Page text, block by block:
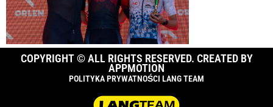
COPYRIGHT © ALL RIGHTS RESERVED. CREATED BY
APPMOTION
POLITYKA PRYWATNOŚCI LANG TEAM